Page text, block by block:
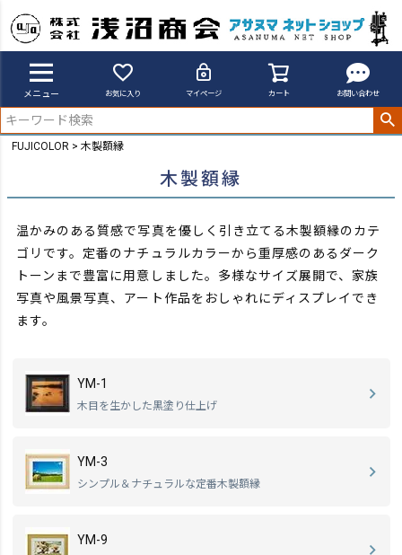
メニュー お気に入り マイページ カート お問い合わせ
FUJICOLOR 木製額縁
木製額縁
温かみのある質感で写真を優しく引き立てる木製額縁のカテ
ゴリです。定番のナチュラルカラーから重厚感のあるダーク
トーンまで豊富に用意しました。 多様なサイズ展開で、家族
写真や風景写真、アート作品をおしゃれにディスプレイでき
ます。
YM-1
木目を生かした黒塗り仕上げ
YM-3
シンプル＆ナチュラルな定番木製額縁
YM-9